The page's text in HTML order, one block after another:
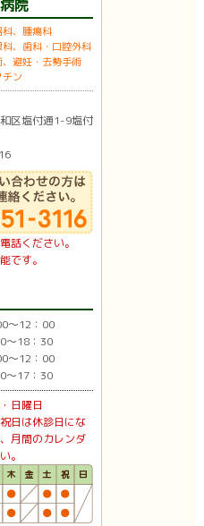
院
、腫瘍科
、歯科・口腔外科
避妊・去勢手術
ン
区塩付通1-9塩付
話ください。
です。
〜12：00
：30
〜12：00
：30
日曜日
日は休診日にな
月間のカレンダ
。